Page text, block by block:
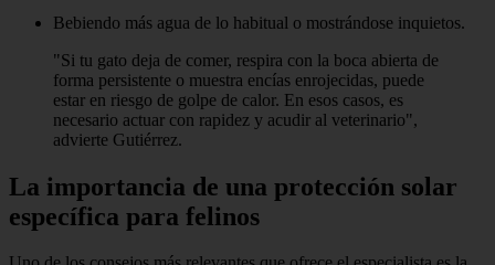
Bebiendo más agua de lo habitual o mostrándose inquietos.
"Si tu gato deja de comer, respira con la boca abierta de
forma persistente o muestra encías enrojecidas, puede
estar en riesgo de golpe de calor. En esos casos, es
necesario actuar con rapidez y acudir al veterinario",
advierte Gutiérrez.
La importancia de una protección solar
específica para felinos